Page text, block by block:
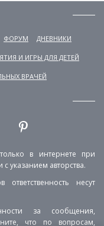
ФОРУМ ДНЕВНИКИ
И ИГРЫ ДЛЯ ДЕТЕЙ
ВРАЧЕЙ
в интернете при
указанием авторства.
несут
за сообщения,
что по вопросам,